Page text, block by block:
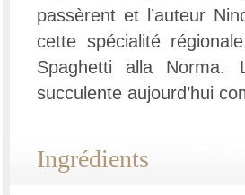
passèrent et l’auteur
cette spécialité
Spaghetti alla
succulente aujourd’hui
Ingrédients